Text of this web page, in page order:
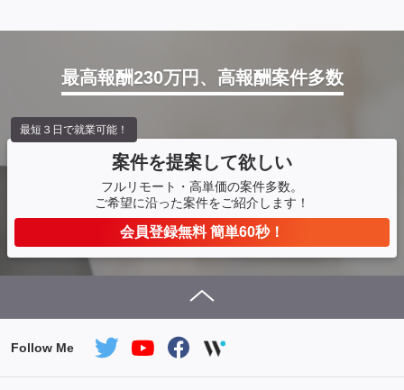
最高報酬230万円、高報酬案件多数
案件を提案して欲しい
フルリモート・高単価の案件多数。
ご希望に沿った案件をご紹介します！
会員登録無料 簡単60秒！
最短３日で就業可能！
Follow Me